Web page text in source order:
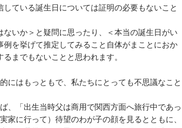
ている誕生日については証明の必要もないこと
いか＞と疑問に思ったり、＜本当の誕生日がい
例を挙げて推定してみること自体がまことにおか
までもないことと思われます。
にはもっともで、私たちにとっても不思議なこと
、「出生当時父は商用で関西方面へ旅行中であっ
家に行って）待望のわが子の顔を見るとともに、